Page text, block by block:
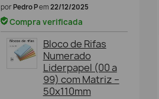
porPedro Pem 22/12/2025
Compra verificada
Bloco de Rifas
Numerado
Liderpapel (00 a
99) com Matriz –
50x110mm